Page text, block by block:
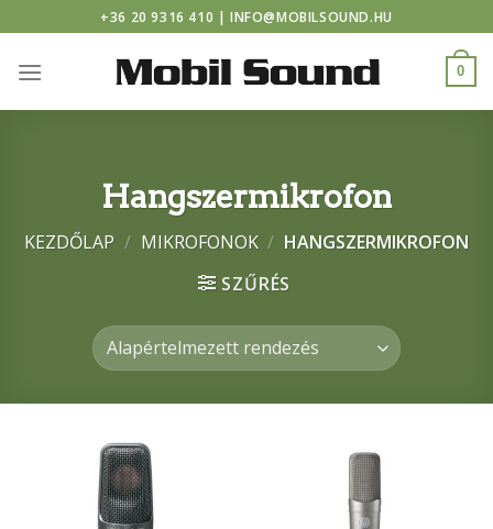
to
content
+36 20 9316 410 | INFO@MOBILSOUND.HU
0
Hangszermikrofon
KEZDŐLAP / MIKROFONOK / HANGSZERMIKROFON
SZŰRÉS